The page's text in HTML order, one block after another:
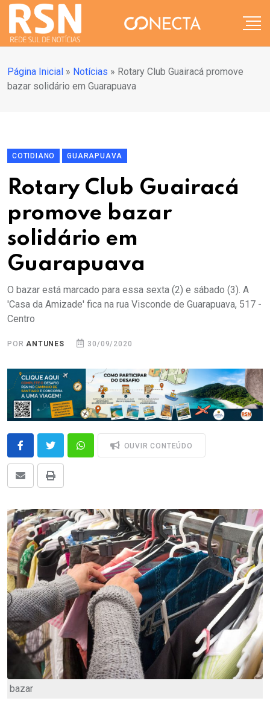
Página Inicial » Notícias » Rotary Club Guairacá promove
bazar solidário em Guarapuava
COTIDIANO GUARAPUAVA
Rotary Club Guairacá
promove bazar
solidário em
Guarapuava
O bazar está marcado para essa sexta (2) e sábado (3). A
'Casa da Amizade' fica na rua Visconde de Guarapuava, 517 -
Centro
PORANTUNES 30/09/2020
OUVIR CONTEÚDO
bazar